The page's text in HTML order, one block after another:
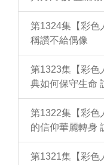
第1324集【彩色
稱讚不給偶像
第1323集【彩色
典如何保守生命
第1322集【彩色
的信仰華麗轉身
第1321集【彩色